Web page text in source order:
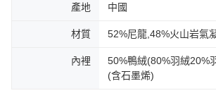
產地 中國
材質 52%尼龍,48%火山岩氣
內裡
50%鴨絨(80%羽絨20%
(含石墨烯)